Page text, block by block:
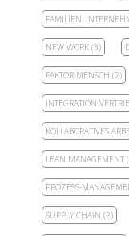
NEW WORK(3)
FAKTOR MENSCH(2)
INTEGRATION
KOLLABORATIVES
LEAN MANAGEMENT
PROZESS-
SUPPLY CHAIN(2)